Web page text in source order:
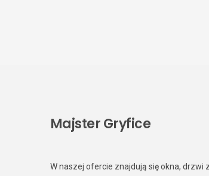
Majster Gryfice
W naszej ofercie znajdują się okna, drzwi